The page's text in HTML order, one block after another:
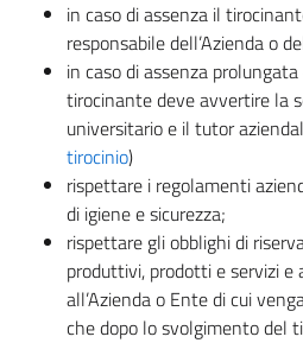
in caso di assenza il
responsabile dell’Azienda o
in caso di assenza
tirocinante deve avvertire la
universitario e il tutor
tirocinio)
rispettare i regolamenti
di igiene e sicurezza;
rispettare gli obblighi di
produttivi, prodotti e servizi
all’Azienda o Ente di cui
che dopo lo svolgimento del